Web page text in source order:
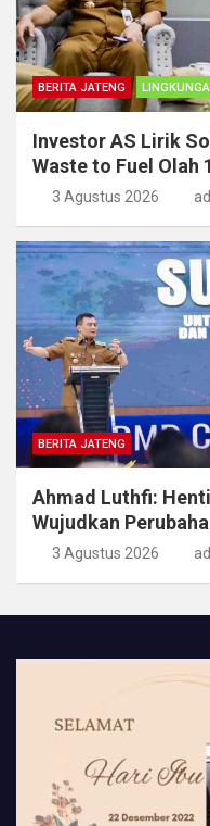
BERITA JATENG
Investor AS Lirik
Waste to Fuel Olah
3 Agustus 2026
BERITA JATENG
Ahmad Luthfi:
Wujudkan
3 Agustus 2026